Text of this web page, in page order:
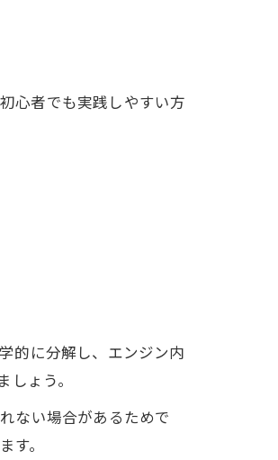
心者でも実践しやすい方
的に分解し、エンジン内
ょう。
ない場合があるためで
。